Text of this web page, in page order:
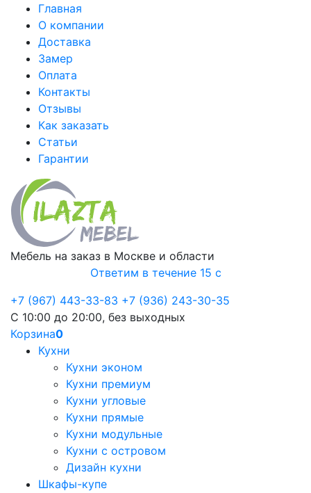
Главная
О компании
Доставка
Замер
Оплата
Контакты
Отзывы
Как заказать
Статьи
Гарантии
Мебель на заказ в Москве и области
Ответим в течение 15 с
+7 (967) 443-33-83 +7 (936) 243-30-35
С 10:00 до 20:00, без выходных
Корзина0
Кухни
Кухни эконом
Кухни премиум
Кухни угловые
Кухни прямые
Кухни модульные
Кухни с островом
Дизайн кухни
Шкафы-купе